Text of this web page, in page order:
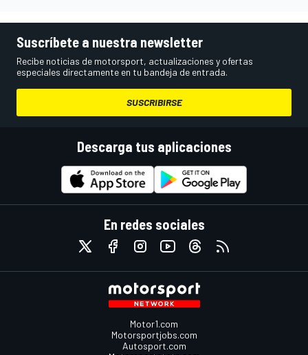
Suscríbete a nuestra newsletter
Recibe noticias de motorsport, actualizaciones y ofertas
especiales directamente en tu bandeja de entrada.
SUSCRIBIRSE
Descarga tus aplicaciones
En redes sociales
Motor1.com
Motorsportjobs.com
Autosport.com